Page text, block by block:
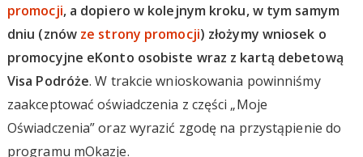
promocji, a dopiero w kolejnym kroku, w tym samym
dniu (znów ze strony promocji) złożymy wniosek o
promocyjne eKonto osobiste wraz z kartą debetową
Visa Podróże. W trakcie wnioskowania powinniśmy
zaakceptować oświadczenia z części „Moje
Oświadczenia” oraz wyrazić zgodę na przystąpienie do
programu mOkazje.